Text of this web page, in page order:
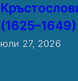
(1625–1649)
юли 27, 2026